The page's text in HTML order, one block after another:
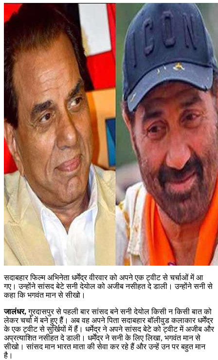
सदाबहार फिल्‍म अभिनेता धर्मेंद्र वीरवार को अपने एक ट्वीट से चर्चाओं में आ
गए। उन्‍होंने सांसद बेटे सनी देयाेल को अजीब नसीहत दे डाली। उन्‍होंने सनी से
कहा कि भगवंत मान से सीखो।
जालंधर,गुरदासपुर से पहली बार सांसद बने सनी देयोल किसी न किसी बात को
लेकर चर्चा में बने हुए हैैं। अब वह अपने पिता सदाबहार बॉलीवुड कलाकार धर्मेंद्र
के एक ट्वीट से सुर्खियों में हैं। धर्मेद्र ने अपने सांसद बेटे को ट्वीट में अजीब और
अप्रत्‍याशित नसीहत दे डाली। धर्मेंद्र ने सनी के लिए लिखा, भगवंत मान से
सीखो। सांसद मान भारत माता की सेवा कर रहे हैं और उन्हें उन पर बहुत मान
है।